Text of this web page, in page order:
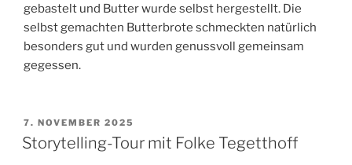
gebastelt und Butter wurde selbst hergestellt. Die
selbst gemachten Butterbrote schmeckten natürlich
besonders gut und wurden genussvoll gemeinsam
gegessen.
VERÖFFENTLICHT
AM
7. NOVEMBER 2025
Storytelling-Tour mit Folke Tegetthoff